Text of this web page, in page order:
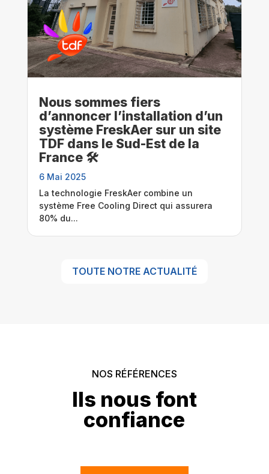
Nous sommes fiers
d’annoncer l’installation d’un
système FreskAer sur un site
TDF dans le Sud-Est de la
France 🛠️
6 Mai 2025
La technologie FreskAer combine un
système Free Cooling Direct qui assurera
80% du...
TOUTE NOTRE ACTUALITÉ
NOS RÉFÉRENCES
Ils nous font
confiance